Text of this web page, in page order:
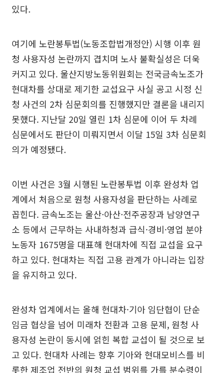
있다.
여기에 노란봉투법(노동조합법개정안) 시행 이후 원
청 사용자성 논란까지 겹치며 노사 불확실성은 더욱
커지고 있다. 울산지방노동위원회는 전국금속노조가
현대차를 상대로 제기한 교섭요구 사실 공고 시정 신
청 사건의 2차 심문회의를 진행했지만 결론을 내리지
못했다. 지난달 20일 열린 1차 심문에 이어 두 차례
심문에서도 판단이 미뤄지면서 이달 15일 3차 심문회
의가 예정됐다.
이번 사건은 3월 시행된 노란봉투법 이후 완성차 업
계에서 처음으로 원청 사용자성을 판단하는 사례로
꼽힌다. 금속노조는 울산·아산·전주공장과 남양연구
소 등에서 근무하는 사내하청과 급식·경비·영업 분야
노동자 1675명을 대표해 현대차에 직접 교섭을 요구
하고 있다. 현대차는 직접 고용 관계가 아니라는 입장
을 유지하고 있다.
완성차 업계에서는 올해 현대차·기아 임단협이 단순
임금 협상을 넘어 미래차 전환과 고용 문제, 원청 사
용자성 논란이 동시에 얽힌 복합 교섭이 될 것으로 보
고 있다. 현대차 사례는 향후 기아와 현대모비스를 비
롯한 제조업 전반의 원청 교섭 범위를 가를 분수령이